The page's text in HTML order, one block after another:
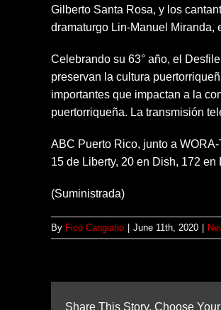
Gilberto Santa Rosa, y los
dramaturgo Lin-Manuel Miranda,
Celebrando su 63° año, el
preservan la cultura
importantes que impactan a la
puertorriqueña. La transmisión
ABC Puerto Rico, junto a
15 de Liberty, 20 en Dish, 172
(Suministrada)
By Fico Cangiano June 11th, 2020
Share This Story, Choose